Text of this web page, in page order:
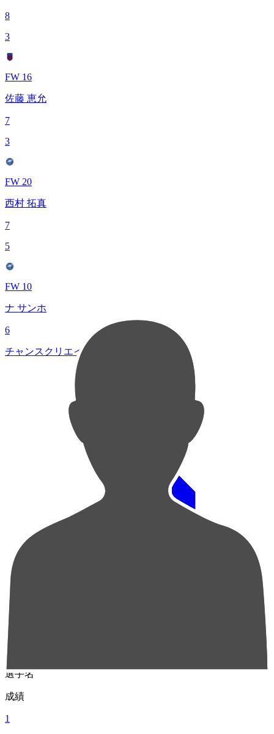
8
3
FW 16
佐藤 恵允
7
3
FW 20
西村 拓真
7
5
FW 10
ナ サンホ
6
チャンスクリエイト総数
順位
選手名
成績
1